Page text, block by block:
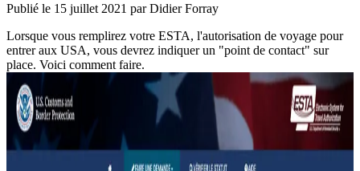
Publié le 15 juillet 2021 par Didier Forray
Lorsque vous remplirez votre ESTA, l'autorisation de voyage pour
entrer aux USA, vous devrez indiquer un "point de contact" sur
place. Voici comment faire.